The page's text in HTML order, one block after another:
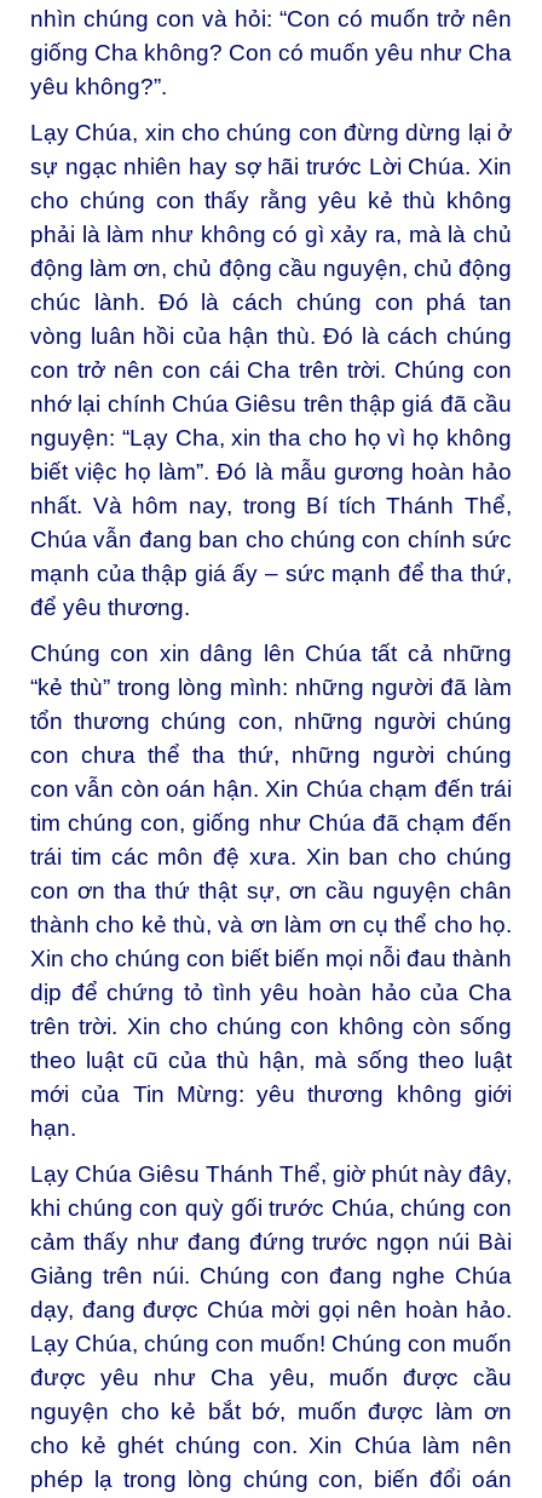
nhìn chúng con và hỏi: “Con có muốn trở nên
giống Cha không? Con có muốn yêu như Cha
yêu không?”.
Lạy Chúa, xin cho chúng con đừng dừng lại ở
sự ngạc nhiên hay sợ hãi trước Lời Chúa. Xin
cho chúng con thấy rằng yêu kẻ thù không
phải là làm như không có gì xảy ra, mà là chủ
động làm ơn, chủ động cầu nguyện, chủ động
chúc lành. Đó là cách chúng con phá tan
vòng luân hồi của hận thù. Đó là cách chúng
con trở nên con cái Cha trên trời. Chúng con
nhớ lại chính Chúa Giêsu trên thập giá đã cầu
nguyện: “Lạy Cha, xin tha cho họ vì họ không
biết việc họ làm”. Đó là mẫu gương hoàn hảo
nhất. Và hôm nay, trong Bí tích Thánh Thể,
Chúa vẫn đang ban cho chúng con chính sức
mạnh của thập giá ấy – sức mạnh để tha thứ,
để yêu thương.
Chúng con xin dâng lên Chúa tất cả những
“kẻ thù” trong lòng mình: những người đã làm
tổn thương chúng con, những người chúng
con chưa thể tha thứ, những người chúng
con vẫn còn oán hận. Xin Chúa chạm đến trái
tim chúng con, giống như Chúa đã chạm đến
trái tim các môn đệ xưa. Xin ban cho chúng
con ơn tha thứ thật sự, ơn cầu nguyện chân
thành cho kẻ thù, và ơn làm ơn cụ thể cho họ.
Xin cho chúng con biết biến mọi nỗi đau thành
dịp để chứng tỏ tình yêu hoàn hảo của Cha
trên trời. Xin cho chúng con không còn sống
theo luật cũ của thù hận, mà sống theo luật
mới của Tin Mừng: yêu thương không giới
hạn.
Lạy Chúa Giêsu Thánh Thể, giờ phút này đây,
khi chúng con quỳ gối trước Chúa, chúng con
cảm thấy như đang đứng trước ngọn núi Bài
Giảng trên núi. Chúng con đang nghe Chúa
dạy, đang được Chúa mời gọi nên hoàn hảo.
Lạy Chúa, chúng con muốn! Chúng con muốn
được yêu như Cha yêu, muốn được cầu
nguyện cho kẻ bắt bớ, muốn được làm ơn
cho kẻ ghét chúng con. Xin Chúa làm nên
phép lạ trong lòng chúng con, biến đổi oán